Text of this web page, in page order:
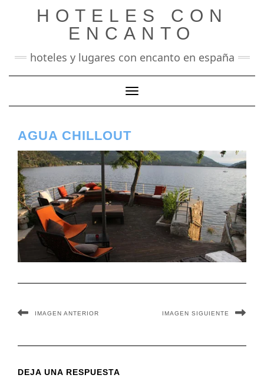
HOTELES CON
ENCANTO
hoteles y lugares con encanto en españa
Cambiar modo de navegación
AGUA CHILLOUT
IMAGEN ANTERIOR IMAGEN SIGUIENTE
DEJA UNA RESPUESTA